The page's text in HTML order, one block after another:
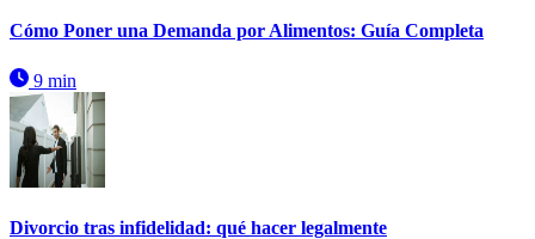
Cómo Poner una Demanda por Alimentos: Guía Completa
9 min
Divorcio tras infidelidad: qué hacer legalmente